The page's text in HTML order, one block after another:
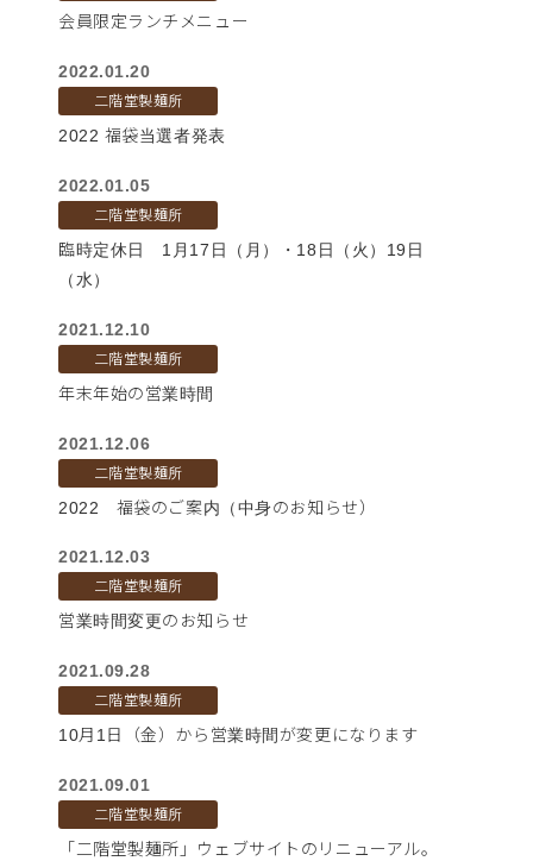
会員限定ランチメニュー
2022.01.20
二階堂製麺所
2022 福袋当選者発表
2022.01.05
二階堂製麺所
臨時定休日 1月17日（月）・18日（火）19日
（水）
2021.12.10
二階堂製麺所
年末年始の営業時間
2021.12.06
二階堂製麺所
2022 福袋のご案内（中身のお知らせ）
2021.12.03
二階堂製麺所
営業時間変更のお知らせ
2021.09.28
二階堂製麺所
10月1日（金）から営業時間が変更になります
2021.09.01
二階堂製麺所
「二階堂製麺所」ウェブサイトのリニューアル。